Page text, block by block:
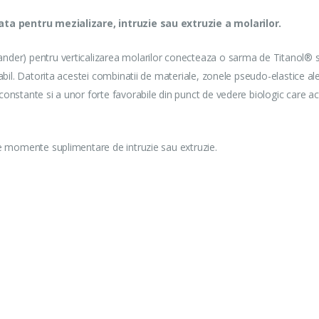
pentru mezializare, intruzie sau extruzie a molarilor.
pentru verticalizarea molarilor conecteaza o sarma de Titanol®
Datorita acestei combinatii de materiale, zonele pseudo-elastice
si a unor forte favorabile din punct de vedere biologic care
suplimentare de intruzie sau extruzie.